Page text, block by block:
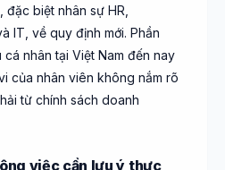
biệt nhân sự HR,
IT, về quy định mới. Phần
nhân tại Việt Nam đến nay
của nhân viên không nắm rõ
từ chính sách doanh
việc cần lưu ý thực